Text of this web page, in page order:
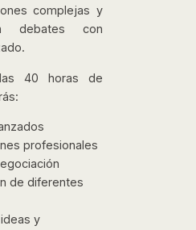
complejas y
debates con
40 horas de
profesionales
de diferentes
y